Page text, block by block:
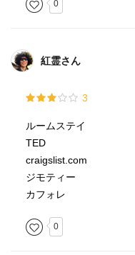
0
紅霊さん
3
ルームステイ
TED
craigslist.com
ジモティー
カフォレ
0